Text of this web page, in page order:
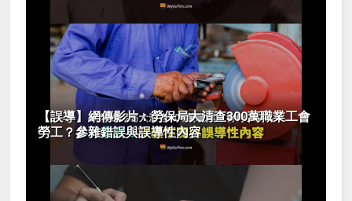
【誤導】網傳影片：勞保局大清查300萬職業工會
勞工？參雜錯誤與誤導性內容